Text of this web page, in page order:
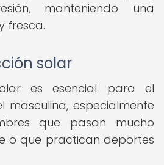
manteniendo una
fresca.
solar
es esencial para el
especialmente
que pasan mucho
o que practican deportes